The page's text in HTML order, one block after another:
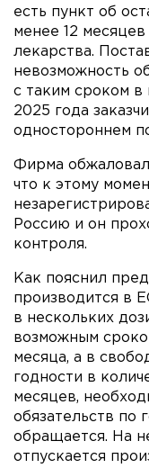
есть пункт об
менее 12
лекарства.
невозможность
с таким сроком
2025 года
одностороннем
Фирма
что к этому
Россию и он
контроля.
Как пояснил
производится в
в нескольких
возможным
месяца, а в
годности в
месяцев,
обязательств по
обращается. На
отпускается